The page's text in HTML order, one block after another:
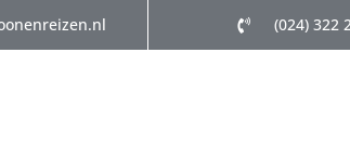
(024) 322